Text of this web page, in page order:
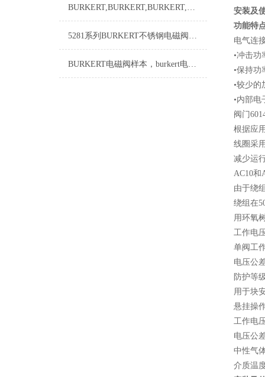
BURKERT,BURKERT,BURKERT,BURKERT
5281系列BURKERT不锈钢电磁阀，BURKERT电磁阀，BURKERT防爆电磁阀
BURKERT电磁阀样本，burkert电磁阀5404系列样本，BURKERT电磁阀
安装及
功能特
电气连
•冲击功
•保持功
•较少的
•内部电
阀门
根据应
线圈采
减少运
AC10和
由于绕
绕组在
用环氧
工作电
单阀工
电压公
防护等
用于块
悬挂操
工作电
电压公
中性气
介质温